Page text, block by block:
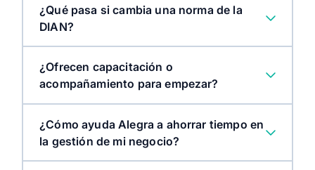
¿Qué pasa si cambia una norma de la
DIAN?
¿Ofrecen capacitación o
acompañamiento para empezar?
Centro de ayuda 24/7
¿Cómo ayuda Alegra a ahorrar tiempo en
la gestión de mi negocio?